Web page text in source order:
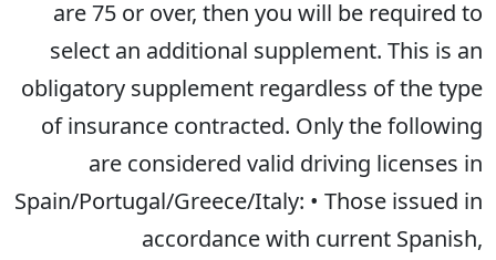
are 75 or over, then you will be required to
select an additional supplement. This is an
obligatory supplement regardless of the type
of insurance contracted. Only the following
are considered valid driving licenses in
Spain/Portugal/Greece/Italy: • Those issued in
accordance with current Spanish,